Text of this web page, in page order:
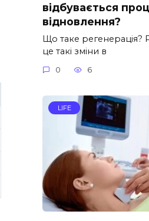
відбувається
відновлення?
Що таке регенерація?
це такі зміни в
0 6
LIFE